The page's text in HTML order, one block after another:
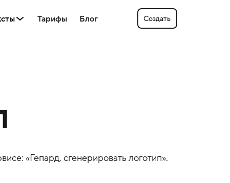
Тарифы Блог Создать
«Гепард, сгенерировать логотип».